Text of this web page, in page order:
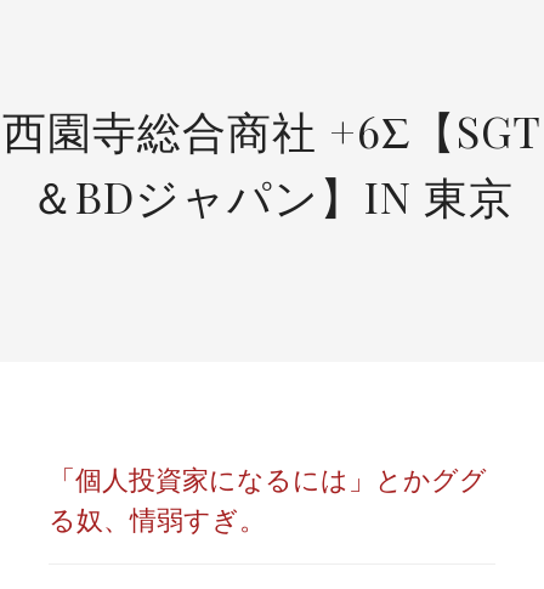
西園寺総合商社 +6Σ【SGT
＆BDジャパン】IN 東京
「個人投資家になるには」とかググ
る奴、情弱すぎ。